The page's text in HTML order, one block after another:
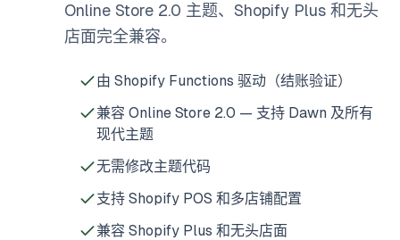
Online Store 2.0 主题、Shopify Plus 和无头
店面完全兼容。
由 Shopify Functions 驱动（结账验证）
兼容 Online Store 2.0 — 支持 Dawn 及所有
现代主题
无需修改主题代码
支持 Shopify POS 和多店铺配置
兼容 Shopify Plus 和无头店面